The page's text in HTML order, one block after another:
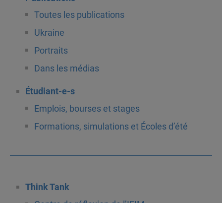
Toutes les publications
Ukraine
Portraits
Dans les médias
Étudiant-e-s
Emplois, bourses et stages
Formations, simulations et Écoles d’été
Think Tank